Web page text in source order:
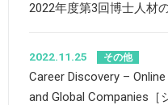
2022年度第3回博士人材
2022.11.25 その他
Career Discovery –
and Global Companies［